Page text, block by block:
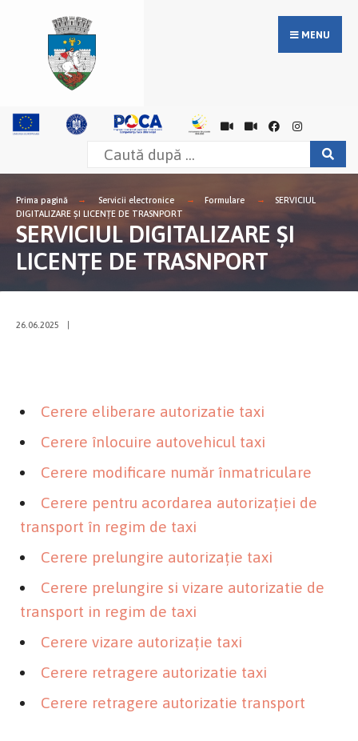
MENU
Prima pagină Servicii electronice Formulare
SERVICIUL
DIGITALIZARE ȘI LICENȚE DE TRASNPORT
SERVICIUL DIGITALIZARE ȘI
LICENȚE DE TRASNPORT
26.06.2025
Cerere eliberare autorizatie taxi
Cerere înlocuire autovehicul taxi
Cerere modificare număr înmatriculare
Cerere pentru acordarea autorizației de
transport în regim de taxi
Cerere prelungire autorizație taxi
Cerere prelungire si vizare autorizatie de
transport in regim de taxi
Cerere vizare autorizație taxi
Cerere retragere autorizatie taxi
Cerere retragere autorizatie transport